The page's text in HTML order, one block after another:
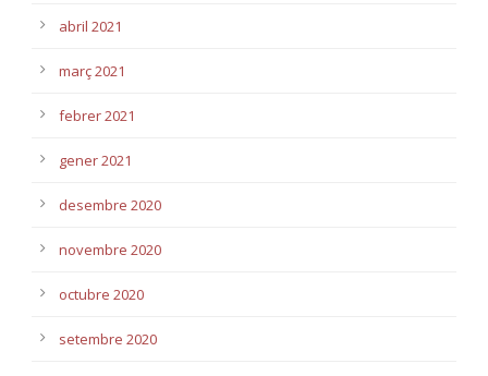
abril 2021
març 2021
febrer 2021
gener 2021
desembre 2020
novembre 2020
octubre 2020
setembre 2020